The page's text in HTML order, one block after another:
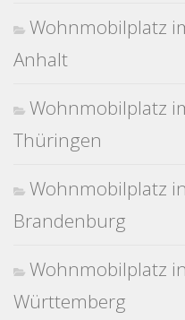
Wohnmobilplatz
Anhalt
Wohnmobilplatz
Thüringen
Wohnmobilplatz
Brandenburg
Wohnmobilplatz
Württemberg